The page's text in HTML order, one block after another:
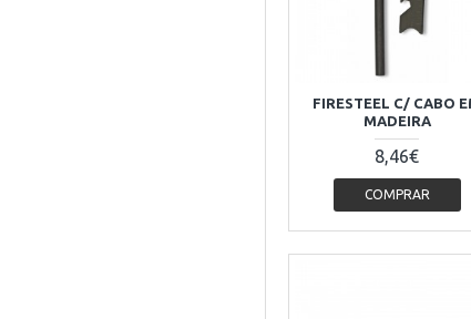
FIRESTEEL C/ CABO
MADEIRA
8,46€
COMPRAR